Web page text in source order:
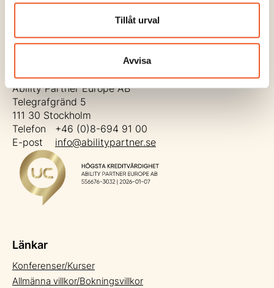
Tillåt urval
Avvisa
Ability Partner Europe AB
Telegrafgränd 5
111 30 Stockholm
Telefon +46 (0)8-694 91 00
E-post info@abilitypartner.se
Länkar
Konferenser/Kurser
Allmänna villkor/Bokningsvillkor